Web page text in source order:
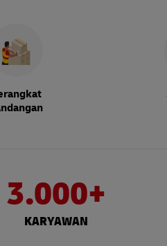
3.000+
KARYAWAN